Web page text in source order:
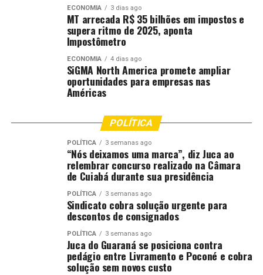
O sistema, que aceita lotes a partir de sessenta cabeças,
oferece três modalidades de acerto comercial. Borba
ressaltou a importância das métricas de eficiência na
engorda, destacando que os animais necessitam de um
período padrão de 95 a 110 dias de trato para obter
gordura de cobertura ideal.
Wesley Borba afirmou que a visão dos pecuaristas sobre
os boitéis evoluiu. Antes, a terceirização do cocho era
uma solução emergencial, agora é uma parte essencial
do planejamento estratégico anual. Isso permite
previsibilidade de receita e otimização do uso das
pastagens durante períodos críticos.
O monitoramento rigoroso nas balanças dos
confinamentos comprova que investimentos em
ECONOMIA 3 dias ago
MT arrecada R$ 35 bilhões em impostos e
supera ritmo de 2025, aponta
Impostômetro
ECONOMIA 4 dias ago
SiGMA North America promete ampliar
oportunidades para empresas nas
Américas
POLÍTICA
POLÍTICA 3 semanas ago
“Nós deixamos uma marca”, diz Juca ao
relembrar concurso realizado na Câmara
de Cuiabá durante sua presidência
POLÍTICA 3 semanas ago
Sindicato cobra solução urgente para
descontos de consignados
POLÍTICA 3 semanas ago
Juca do Guaraná se posiciona contra
pedágio entre Livramento e Poconé e cobra
solução sem novos custo